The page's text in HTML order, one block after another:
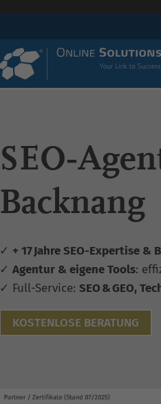
Backnang
✓ + 17 Jahre SEO-Expertise &
✓ Agentur & eigene Tools:
✓ Full-Service: SEO & GEO,
KOSTENLOSE BERATUNG